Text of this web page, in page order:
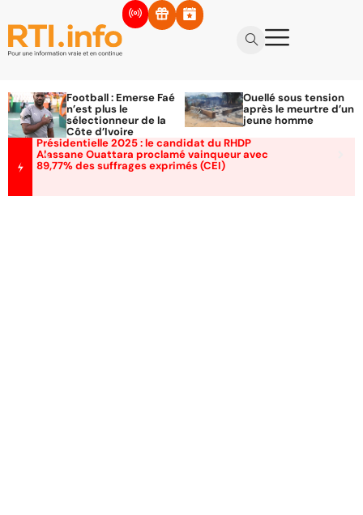
Football : Emerse Faé
n’est plus le
sélectionneur de la
Côte d’Ivoire
Ouellé sous tension
après le meurtre d’un
jeune homme
Présidentielle 2025 : le candidat du RHDP
Alassane Ouattara proclamé vainqueur avec
89,77% des suffrages exprimés (CEI)